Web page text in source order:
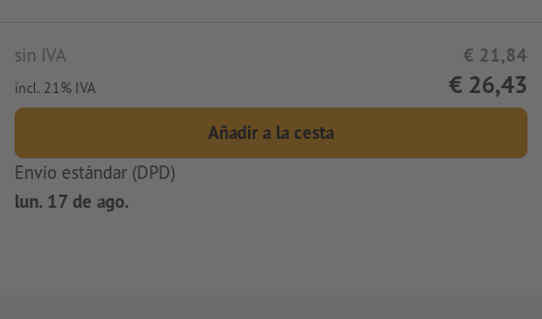
sin IVA € 21,84
incl. 21% IVA € 26,43
Añadir a la cesta
Envío estándar (DPD)
lun. 17 de ago.